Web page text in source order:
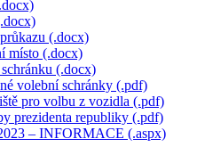
(.docx)
místo (.docx)
(.docx)
volební schránky (.pdf)
pro volbu z vozidla (.pdf)
prezidenta republiky (.pdf)
– INFORMACE (.aspx)